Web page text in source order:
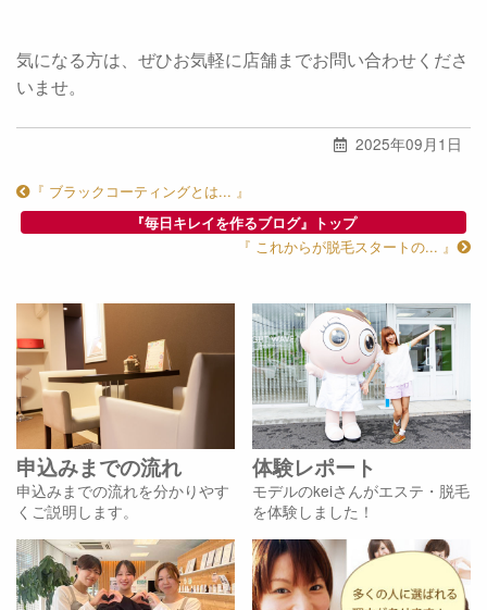
気になる方は、ぜひお気軽に店舗までお問い合わせくださ
いませ。
2025年09月1日
『 ブラックコーティングとは... 』
『毎日キレイを作るブログ』トップ
『 これからが脱毛スタートの... 』
申込みまでの流れ
申込みまでの流れを分かりやす
くご説明します。
体験レポート
モデルのkeiさんがエステ・脱毛
を体験しました！